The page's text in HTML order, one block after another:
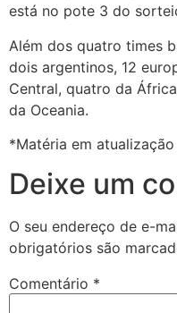
está no pote 3 do
Além dos quatro times
dois argentinos, 12
Central, quatro da
da Oceania.
*Matéria em atualização
Deixe um
O seu endereço de e-
obrigatórios são
Comentário *